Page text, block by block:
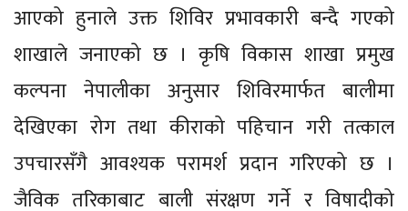
आएको हुनाले उक्त शिविर प्रभावकारी बन्दै गएको
शाखाले जनाएको छ । कृषि विकास शाखा प्रमुख
कल्पना नेपालीका अनुसार शिविरमार्फत बालीमा
देखिएका रोग तथा कीराको पहिचान गरी तत्काल
उपचारसँगै आवश्यक परामर्श प्रदान गरिएको छ ।
जैविक तरिकाबाट बाली संरक्षण गर्ने र विषादीको